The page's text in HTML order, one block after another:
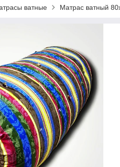
ватные Матрас ватный